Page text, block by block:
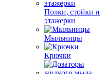
Полки, стойки и
этажерки
Мыльницы
Крючки